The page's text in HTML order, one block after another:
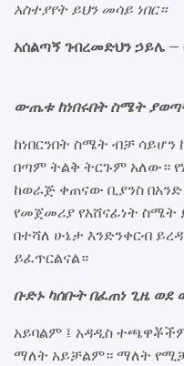
አስተያየት ይህን መሳይ ነበር።
አሰልጣኝ ገብረመድህን ኃይሌ
ውጤቱ ከነበሩበት ስሜት
ከነበርንበት ስሜት ብቻ
በጣም ትልቅ ትርጉም አለው።
ከወራጅ ቀጠናው ቢያንስ
የመጀመሪያ የአሸናፊነት ስሜት
በተሻለ ሁኔታ እንድንቀርብ
ይፈጥርልናል።
ቡድኑ ካሰቡት በፈጠነ ጊዜ
አይባልም ፤ አዳዲስ
ማለት አይቻልም። ማለት